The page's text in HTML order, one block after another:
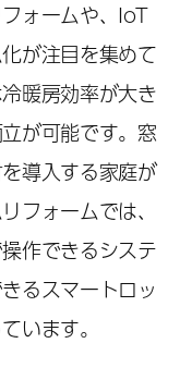
ォームや、IoT
が注目を集めて
暖房効率が大き
が可能です。窓
導入する家庭が
フォームでは、
作できるシステ
るスマートロッ
います。